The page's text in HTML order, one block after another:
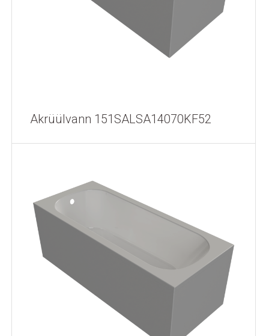
Akrüülvann 151SALSA14070KF52